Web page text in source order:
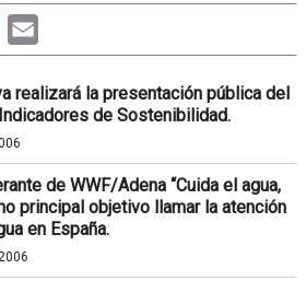
Email
realizará la presentación pública del
de Sostenibilidad.
de WWF/Adena “Cuida el agua,
principal objetivo llamar la atención
en España.